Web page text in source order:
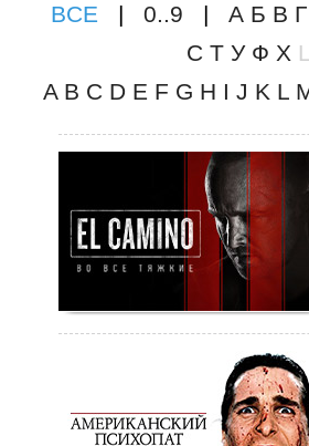
ВCE | 0..9 | А Б В Г
С Т У Ф Х
A B C D E F G H I J K L